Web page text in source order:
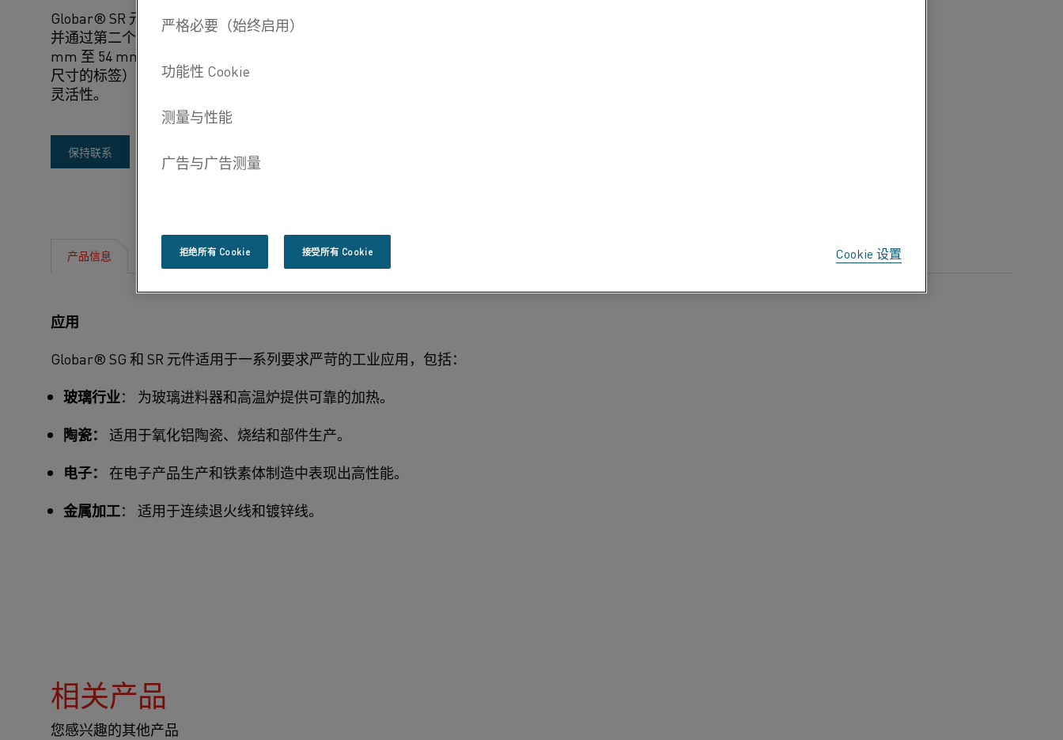
Globar® SR 元件采用双起点螺旋切口，端子组件位于一端，允许电流通过一个螺旋元件
并通过第二个螺旋元件返回。 这些元件非常适合需要单端连接的应用，标准直径为 12
mm 至 54 mm，可根据要求提供更大尺寸。 Globar® SR 元件配备短铝编织层（或较小
尺寸的标签），可以使用 Kanthal Q 型高纯度、完全退火的铝编织层进行连接，以增加
灵活性。
更
多
息
保持联系
产品信息 产品特性 下载
应用
Globar® SG 和 SR 元件适用于一系列要求严苛的工业应用，包括：
玻璃行业： 为玻璃进料器和高温炉提供可靠的加热。
陶瓷： 适用于氧化铝陶瓷、烧结和部件生产。
电子：
在电子产品生产和铁素体制造中表现出高性能。
金属加工： 适用于连续退火线和镀锌线。
相关产品
您感兴趣的其他产品
Cookie 设置
拒绝所有 Cookie 接受所有 Cookie